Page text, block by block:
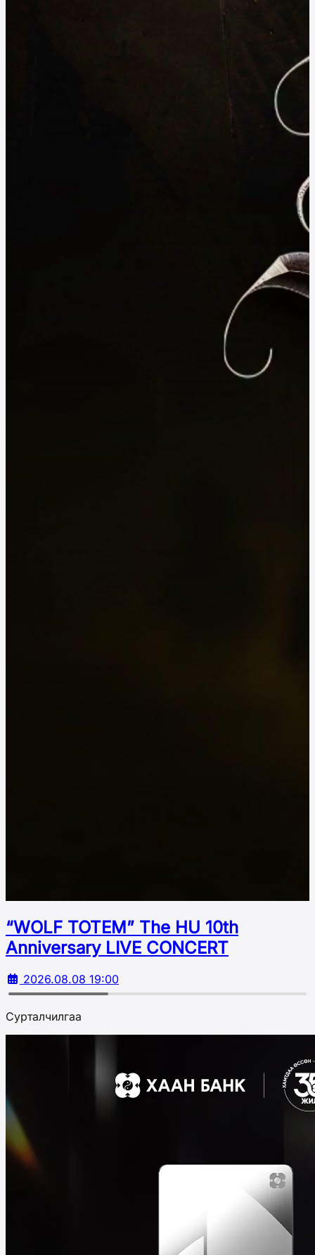
“WOLF TOTEM” The HU 10th
Аnniversary LIVE CONCERT
2026.08.08 19:00
Сурталчилгаа